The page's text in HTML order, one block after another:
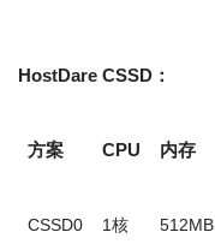
HostDare CSSD：
方案 CPU 内存
CSSD0 1核 512MB